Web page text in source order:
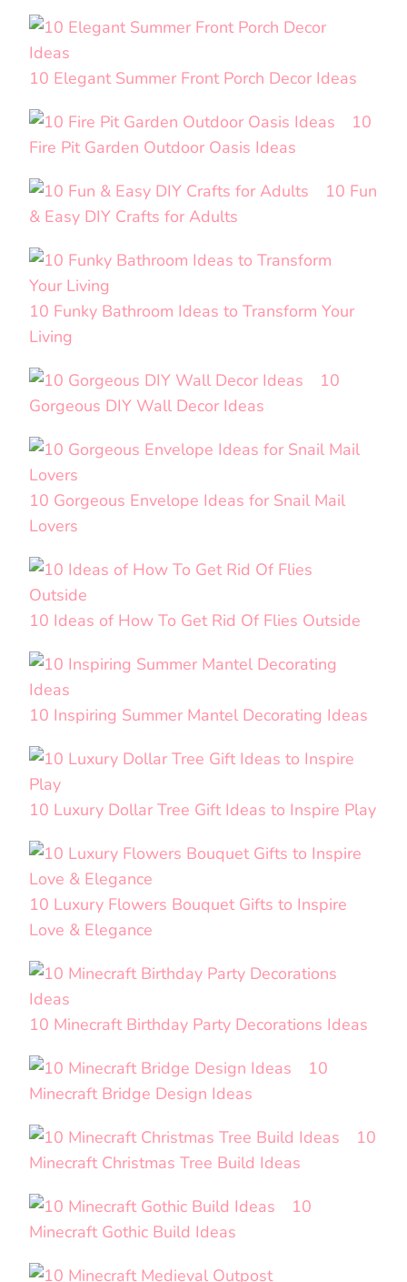
10 Elegant Summer Front Porch Decor Ideas
10
Fire Pit Garden Outdoor Oasis Ideas
10 Fun
& Easy DIY Crafts for Adults
10 Funky Bathroom Ideas to Transform Your
Living
10
Gorgeous DIY Wall Decor Ideas
10 Gorgeous Envelope Ideas for Snail Mail
Lovers
10 Ideas of How To Get Rid Of Flies Outside
10 Inspiring Summer Mantel Decorating Ideas
10 Luxury Dollar Tree Gift Ideas to Inspire Play
10 Luxury Flowers Bouquet Gifts to Inspire
Love & Elegance
10 Minecraft Birthday Party Decorations Ideas
10
Minecraft Bridge Design Ideas
10
Minecraft Christmas Tree Build Ideas
10
Minecraft Gothic Build Ideas